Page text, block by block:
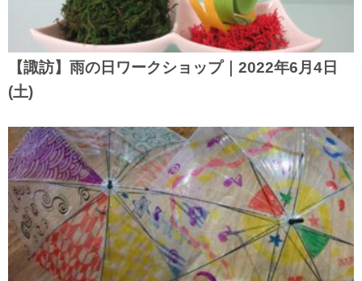
【諏訪】雨の日ワークショップ｜2022年6月4日
(土)